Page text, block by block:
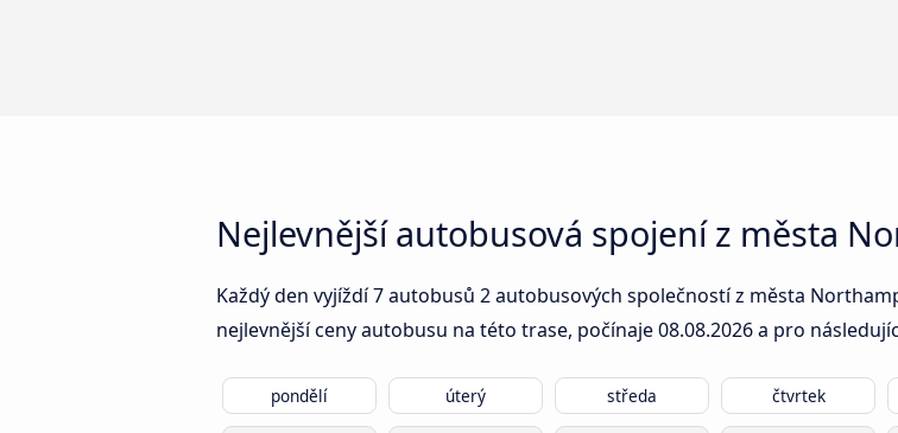
Nejlevnější autobusová spojení z města
Každý den vyjíždí 7 autobusů 2 autobusových společností z města
nejlevnější ceny autobusu na této trase, počínaje08.08.2026a pro
pondělí úterý středa čtvrtek